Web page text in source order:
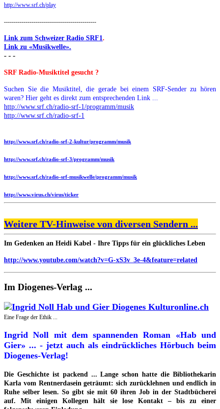
http://www.srf.ch/play
-----------------------------------------------
Link zum Schweizer Radio SRF1.
Link zu «Musikwelle».
- - -
SRF Radio-Musiktitel gesucht ?
Suchen Sie die Musiktitel, die gerade bei einem SRF-Sender zu hören
waren? Hier geht es direkt zum entsprechenden Link ...
http://www.srf.ch/radio-srf-1/programm/musik
http://www.srf.ch/radio-srf-1
http://www.srf.ch/radio-srf-2-kultur/programm/musik
http://www.srf.ch/radio-srf-3/programm/musik
http://www.srf.ch/radio-srf-musikwelle/programm/musik
http://www.virus.ch/virus/ticker
Weitere TV-Hinweise von diversen Sendern ...
Im Gedenken an Heidi Kabel - Ihre Tipps für ein glückliches Leben
http://www.youtube.com/watch?v=G-xS3v_3e-4&feature=related
Im Diogenes-Verlag ...
Eine Frage der Ethik ...
Ingrid Noll mit dem spannenden Roman «Hab und
Gier» ... - jetzt auch als eindrückliches Hörbuch beim
Diogenes-Verlag!
Die Geschichte ist packend ... Lange schon hatte die Bibliothekarin
Karla vom Rentnerdasein geträumt: sich zurücklehnen und endlich in
Ruhe selber lesen. So gibt sie mit 60 ihren Job in der Stadtbücherei
auf. Mit einigen Kollegen hält sie lose Kontakt – bis zu einer